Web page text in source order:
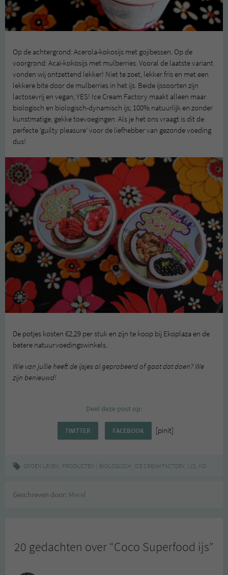
Op de achtergrond: Acerola-kokosijs met gojibessen. Op de
voorgrond: Acaï-kokosijs met mulberries. Vooral de laatste variant
vonden wij ontzettend lekker! Niet te zoet, lekker fris en met een
lekkere bite door de mulberries in het ijs. Beide ijssoorten zijn
lactosevrij en vegan; YES! Ice Cream Factory maakt alleen maar
biologisch en biologisch-dynamisch ijs; 100% natuurlijk en zonder
kunstmatige, gekke toevoegingen. Als je het ons vraagt is dit de
perfecte ‘guilty pleasure’ voor de liefhebber van gezonde voeding
dus!
De potjes kosten €2,29 per stuk en zijn te koop bij Ekoplaza en de
betere natuurvoedingswinkels.
Wie van jullie heeft de ijsjes al geprobeerd of gaat dat doen? We
zijn benieuwd!
Deel deze post op:
TWITTER FACEBOOK [pinit]
GROEN LEVEN, PRODUCTEN BIOLOGISCH, ICE CREAM FACTORY, IJS, KOKOS
Geschreven door: Merel
20 gedachten over “Coco Superfood ijs”